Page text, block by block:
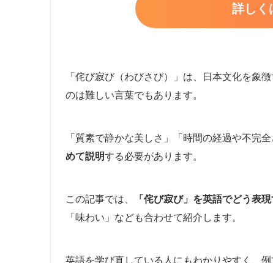
詳しく
「侘び寂び（わびさび）」は、日本文化を象
のは難しい言葉でもあります。
「質素で静かな美しさ」「時間の経過や不完
めて説明する必要があります。
この記事では、 「侘び寂び」を英語でどう表
「味わい」なども合わせて紹介します。
英語を学び直している人にもわかりやすく、